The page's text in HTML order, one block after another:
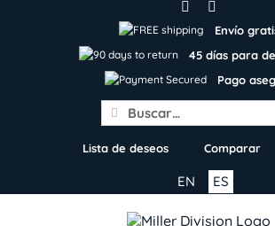
Envío
45 días para
Pago
Search
for:
Lista de deseos Comparar
ES
EN